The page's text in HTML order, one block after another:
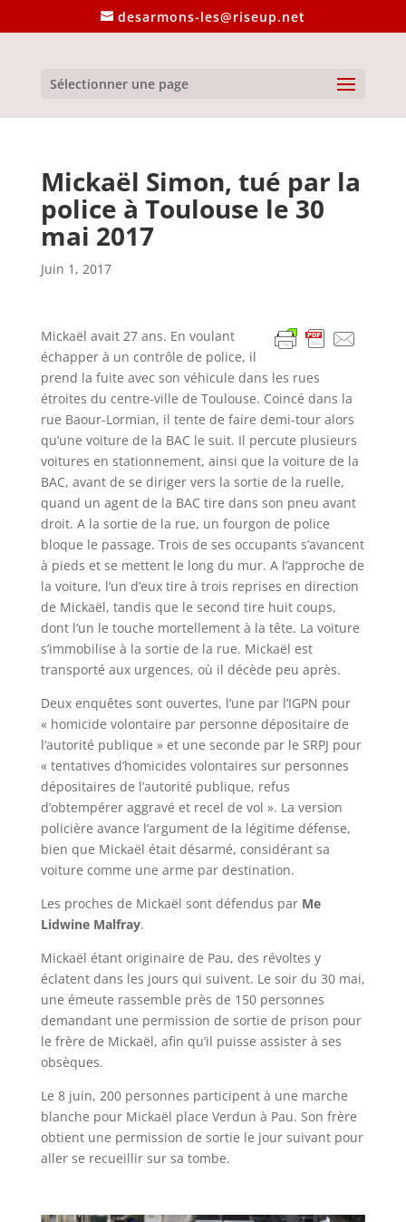
desarmons-les@riseup.net
Sélectionner une page
Mickaël Simon, tué par la
police à Toulouse le 30
mai 2017
Juin 1, 2017
Mickaël avait 27 ans. En voulant
échapper à un contrôle de police, il
prend la fuite avec son véhicule dans les rues
étroites du centre-ville de Toulouse. Coincé dans la
rue Baour-Lormian, il tente de faire demi-tour alors
qu’une voiture de la BAC le suit. Il percute plusieurs
voitures en stationnement, ainsi que la voiture de la
BAC, avant de se diriger vers la sortie de la ruelle,
quand un agent de la BAC tire dans son pneu avant
droit. A la sortie de la rue, un fourgon de police
bloque le passage. Trois de ses occupants s’avancent
à pieds et se mettent le long du mur. A l’approche de
la voiture, l’un d’eux tire à trois reprises en direction
de Mickaël, tandis que le second tire huit coups,
dont l’un le touche mortellement à la tête. La voiture
s’immobilise à la sortie de la rue. Mickaël est
transporté aux urgences, où il décède peu après.
Deux enquêtes sont ouvertes, l’une par l’IGPN pour
« homicide volontaire par personne dépositaire de
l’autorité publique » et une seconde par le SRPJ pour
« tentatives d’homicides volontaires sur personnes
dépositaires de l’autorité publique, refus
d’obtempérer aggravé et recel de vol ». La version
policière avance l’argument de la légitime défense,
bien que Mickaël était désarmé, considérant sa
voiture comme une arme par destination.
Les proches de Mickaël sont défendus par Me
Lidwine Malfray.
Mickaël étant originaire de Pau, des révoltes y
éclatent dans les jours qui suivent. Le soir du 30 mai,
une émeute rassemble près de 150 personnes
demandant une permission de sortie de prison pour
le frère de Mickaël, afin qu’il puisse assister à ses
obsèques.
Le 8 juin, 200 personnes participent à une marche
blanche pour Mickaël place Verdun à Pau. Son frère
obtient une permission de sortie le jour suivant pour
aller se recueillir sur sa tombe.